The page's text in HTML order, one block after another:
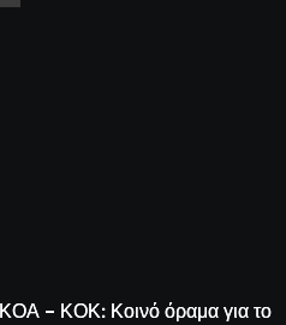
– ΚΟΚ: Κοινό όραμα για το